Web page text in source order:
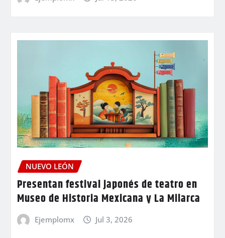
NUEVO LEÓN
Presentan festival japonés de teatro en
Museo de Historia Mexicana y La Milarca
Ejemplomx Jul 3, 2026